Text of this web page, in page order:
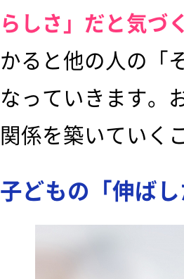
らしさ」だと気づく
かると他の人の「
なっていきます。
関係を築いていく
子どもの「伸ば